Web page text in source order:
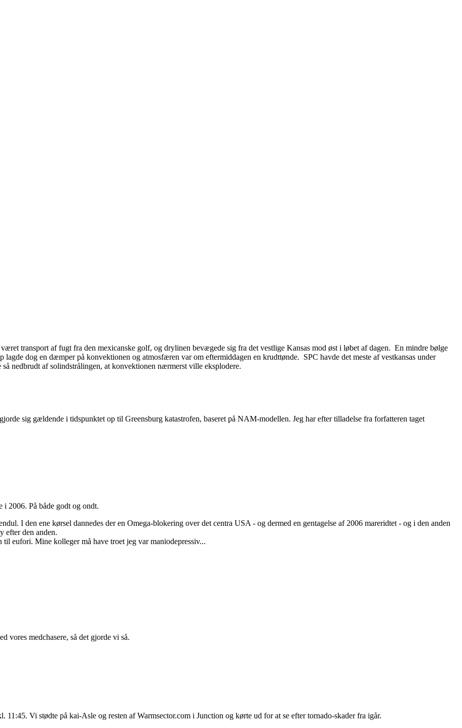
transport af fugt fra den mexicanske golf, og drylinen bevægede sig fra det vestlige Kansas mod øst i løbet af dagen. En mindre bølge
dog en dæmper på konvektionen og atmosfæren var om eftermiddagen en krudttønde. SPC havde det meste af vestkansas under
nedbrudt af solindstrålingen, at konvektionen nærmerst ville eksplodere.
sig gældende i tidspunktet op til Greensburg katastrofen, baseret på NAM-modellen. Jeg har efter tilladelse fra forfatteren taget
i 2006. På både godt og ondt.
I den ene kørsel dannedes der en Omega-blokering over det centra USA - og dermed en gentagelse af 2006 mareridtet - og i den anden
efter den anden.
eufori. Mine kolleger må have troet jeg var maniodepressiv...
vores medchasere, så det gjorde vi så.
Vi stødte på kai-Asle og resten af Warmsector.com i Junction og kørte ud for at se efter tornado-skader fra igår.